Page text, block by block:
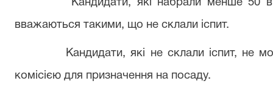
Кандидати, які набрали менше 50
вважаються такими, що не склали іспит.
Кандидати, які не склали іспит, не
комісією для призначення на посаду.